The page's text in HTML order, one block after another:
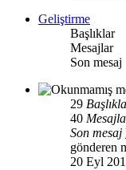
Geliştirme
Başlıklar
Mesajlar
Son mesaj
29
40
Son mesaj
gönderen
20 Eyl